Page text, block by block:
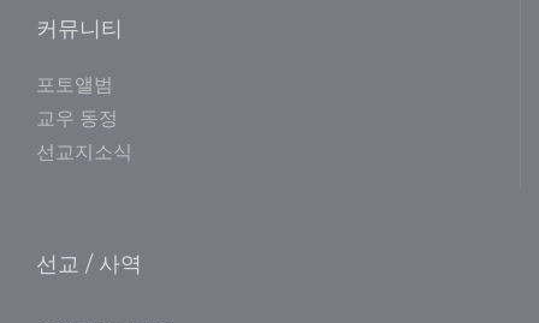
커뮤니티
포토앨범
교우 동정
선교지소식
선교 / 사역